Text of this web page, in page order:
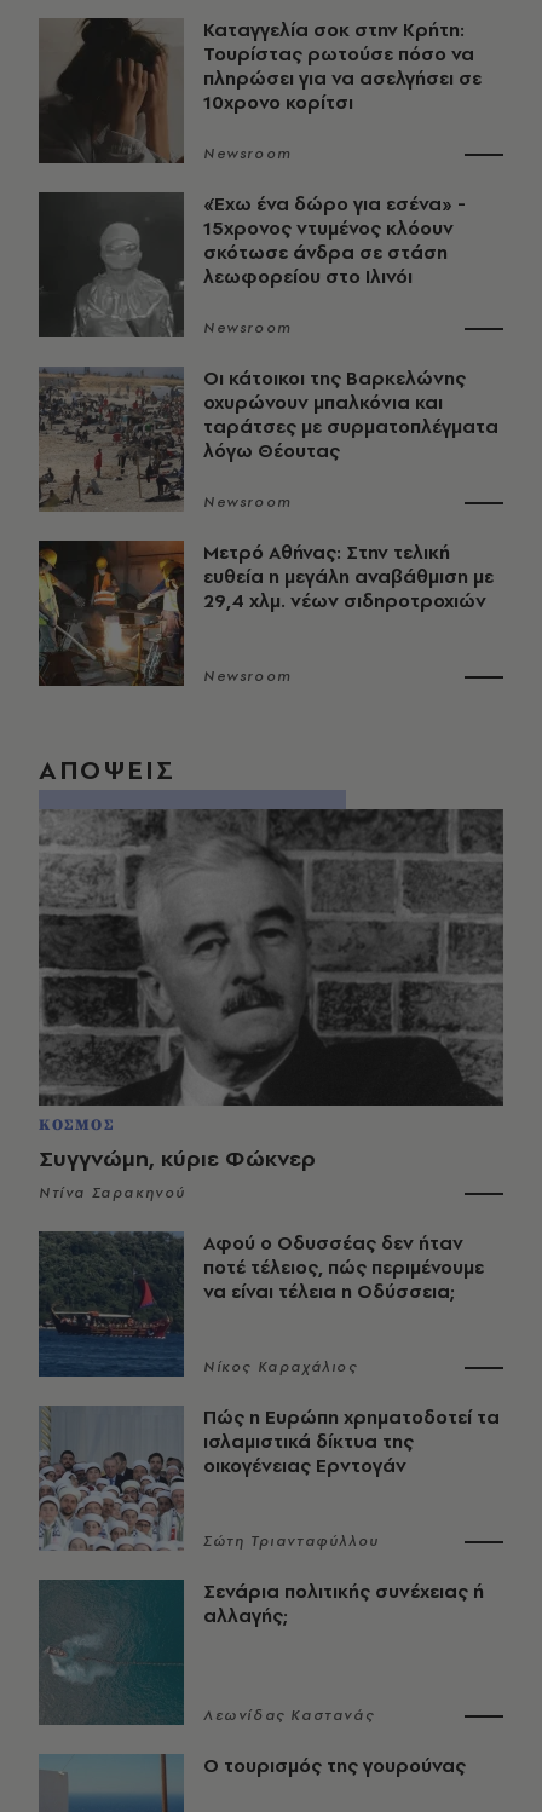
Καταγγελία σοκ στην Κρήτη:
Τουρίστας ρωτούσε πόσο να
πληρώσει για να ασελγήσει σε
10χρονο κορίτσι
Newsroom
«Έχω ένα δώρο για εσένα» -
15χρονος ντυμένος κλόουν
σκότωσε άνδρα σε στάση
λεωφορείου στο Ιλινόι
Newsroom
Οι κάτοικοι της Βαρκελώνης
οχυρώνουν μπαλκόνια και
ταράτσες με συρματοπλέγματα
λόγω Θέουτας
Newsroom
Μετρό Αθήνας: Στην τελική
ευθεία η μεγάλη αναβάθμιση με
29,4 χλμ. νέων σιδηροτροχιών
Newsroom
ΑΠΟΨΕΙΣ
ΚΟΣΜΟΣ
Συγγνώμη, κύριε Φώκνερ
Ντίνα Σαρακηνού
Αφού ο Οδυσσέας δεν ήταν
ποτέ τέλειος, πώς περιμένουμε
να είναι τέλεια η Οδύσσεια;
Νίκος Καραχάλιος
Πώς η Ευρώπη χρηματοδοτεί τα
ισλαμιστικά δίκτυα της
οικογένειας Ερντογάν
Σώτη Τριανταφύλλου
Σενάρια πολιτικής συνέχειας ή
αλλαγής;
Λεωνίδας Καστανάς
Ο τουρισμός της γουρούνας